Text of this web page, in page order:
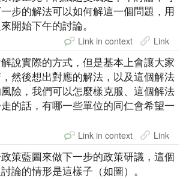
步的解法可以如何解這一個問題，用
開始下午的討論。
Link in context Link
說實際的方式，但是基本上會讓大家
然後想出對應的解法，以及這個解法
險，我們可以怎麼樣克服、這個解法
的話，有哪一些單位的同仁會希望一
Link in context Link
策藍圖來做下一步的政策研議，這個
論的情形是這樣子（如圖）。